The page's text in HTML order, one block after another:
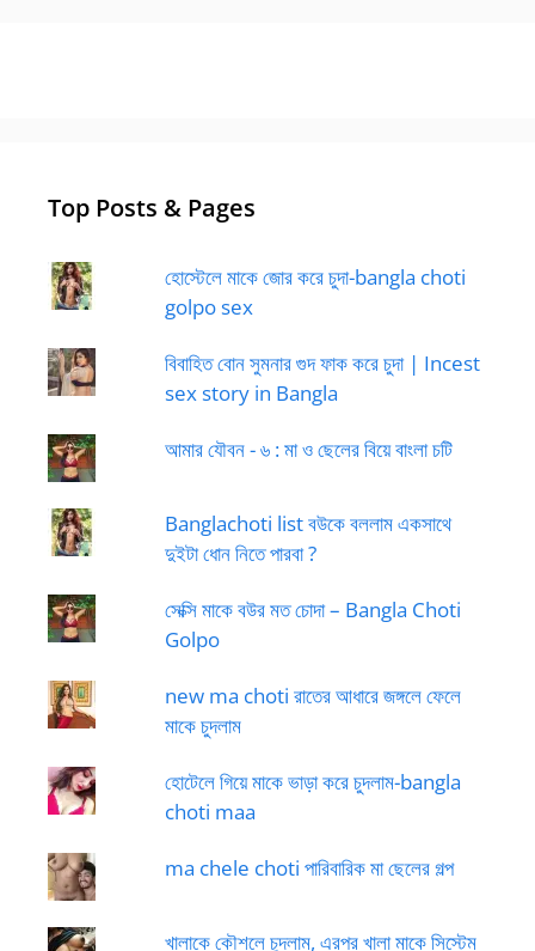
Top Posts & Pages
হোস্টেলে মাকে জোর করে চুদা-bangla choti
golpo sex
বিবাহিত বোন সুমনার গুদ ফাক করে চুদা | Incest
sex story in Bangla
আমার যৌবন - ৬ : মা ও ছেলের বিয়ে বাংলা চটি
Banglachoti list বউকে বললাম একসাথে
দুইটা ধোন নিতে পারবা ?
সেক্সি মাকে বউর মত চোদা – Bangla Choti
Golpo
new ma choti রাতের আধারে জঙ্গলে ফেলে
মাকে চুদলাম
হোটেলে গিয়ে মাকে ভাড়া করে চুদলাম-bangla
choti maa
ma chele choti পারিবারিক মা ছেলের গল্প
খালাকে কৌশলে চুদলাম, এরপর খালা মাকে সিস্টেম